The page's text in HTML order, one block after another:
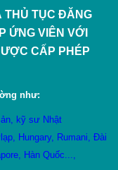
THỦ TỤC ĐĂNG
ỨNG VIÊN VỚI
CẤP PHÉP
như:
kỹ sư Nhật
Hungary, Rumani Đài
Hàn Quốc